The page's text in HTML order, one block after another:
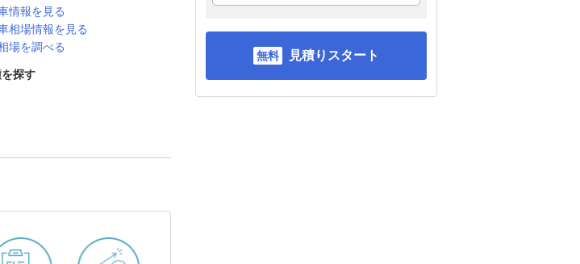
情報を見る
相場情報を見る
場を調べる
探す
見積りスタート